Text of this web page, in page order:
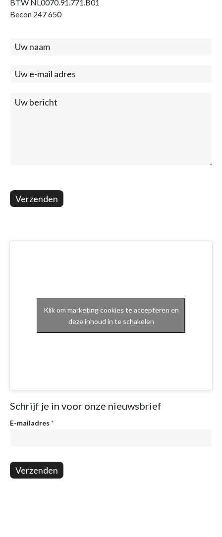
BTW NL0070.91.771.B01
Becon 247 650
Contact
Verzenden
Klik om marketing cookies te accepteren en
deze inhoud in te schakelen
Schrijf je in voor onze nieuwsbrief
Nieuwsbrief
E-mailadres *
Verzenden